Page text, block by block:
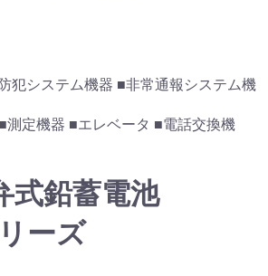
犯システム機器 ■非常通報システム機
測定機器 ■エレベータ ■電話交換機
式鉛蓄電池
ーズ